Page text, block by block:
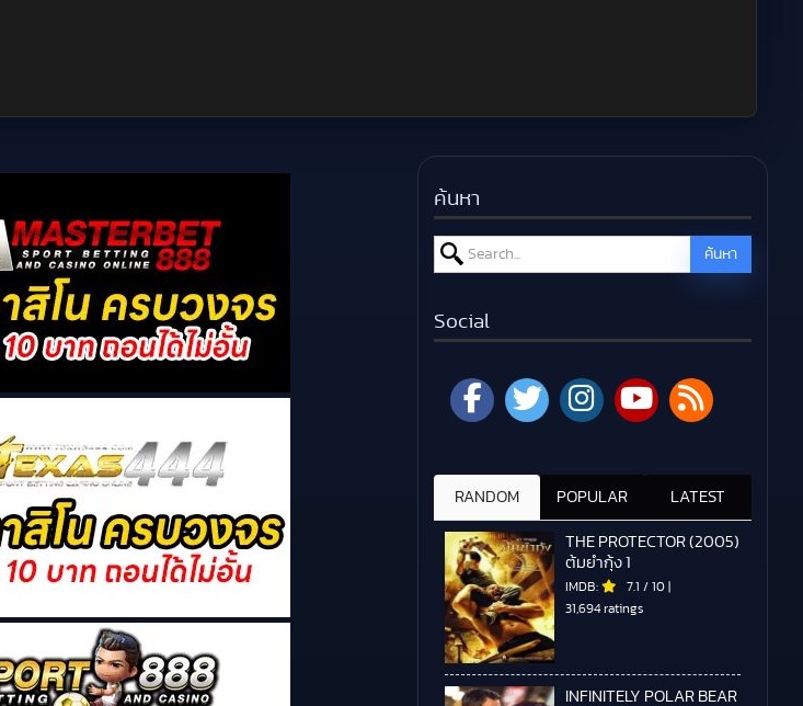
ค้นหา
Search for: ค้นหา
Social
RANDOM POPULAR LATEST
THE PROTECTOR (2005)
ต้มยำกุ้ง 1
IMDB: 7.1 / 10 |
31,694 ratings
INFINITELY POLAR BEAR